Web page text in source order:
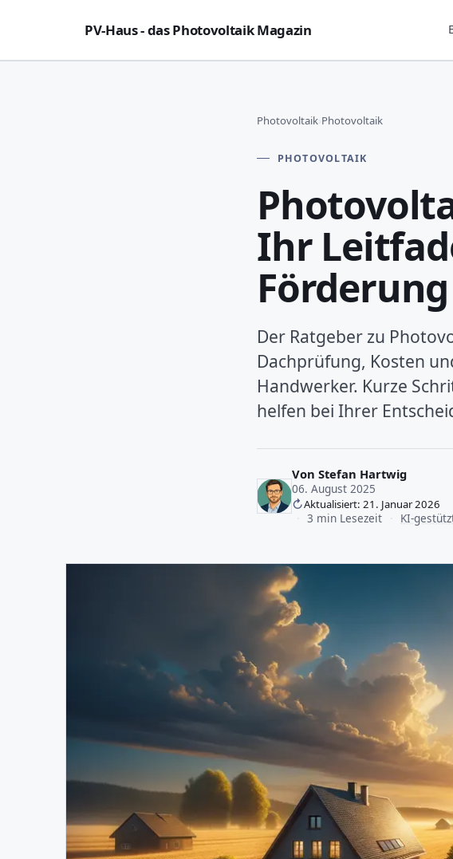
PV-Haus - das Photovoltaik Magazin
Photovoltaik›Photovoltaik
PHOTOVOLTAIK
Ihr
Der Ratgeber zu
Dachprüfung, Kosten
Handwerker. Kurze
helfen bei Ihrer
Von Stefan Hartwig
06. August 2025
Aktualisiert: 21. Januar 2026
3 min Lesezeit KI-